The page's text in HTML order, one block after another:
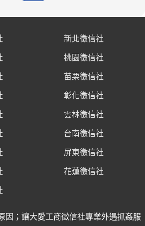
新北徵信社
桃園徵信社
苗栗徵信社
彰化徵信社
雲林徵信社
台南徵信社
屏東徵信社
花蓮徵信社
因；讓大愛工商徵信社專業外遇抓姦服